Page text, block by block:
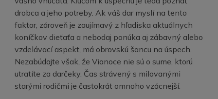
drobca a jeho potreby. Ak váš dar myslí na tento
faktor, zároveň je zaujímavý z hľadiska aktuálnych
koníčkov dieťaťa a nebodaj ponúka aj zábavný alebo
vzdelávací aspekt, má obrovskú šancu na úspech.
Nezabúdajte však, že Vianoce nie sú o sume, ktorú
utratíte za darčeky. Čas strávený s milovanými
starými rodičmi je častokrát omnoho vzácnejší.